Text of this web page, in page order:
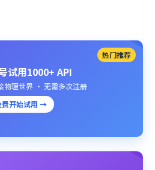
热门推荐
试用1000+ API
物理世界 · 无需多次注册
费开始试用 →